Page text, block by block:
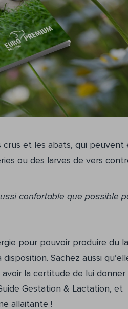
crus et les abats, qui peuvent
ou des larves de vers
confortable que possible
pour pouvoir produire du
Sachez aussi
la certitude de lui donner
Gestation & Lactation, et
allaitante !